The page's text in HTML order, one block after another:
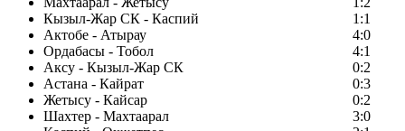
Кызыл-Жар СК - Каспий
1:1
Актобе - Атырау
4:0
Ордабасы - Тобол
4:1
Аксу - Кызыл-Жар СК
0:2
Астана - Кайрат
0:3
Жетысу - Кайсар
0:2
Шахтер - Махтаарал
3:0